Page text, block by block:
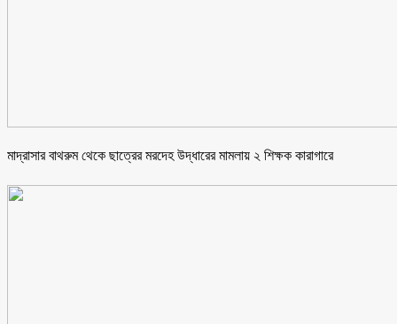
মাদ্রাসার বাথরুম থেকে ছাত্রের মরদেহ উদ্ধারের মামলায় ২ শিক্ষক কারাগারে